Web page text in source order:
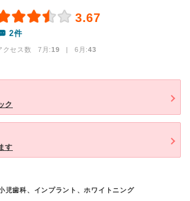
3.67
2件
クセス数 7月:19 | 6月:43
ク
す
児歯科、インプラント、ホワイトニング